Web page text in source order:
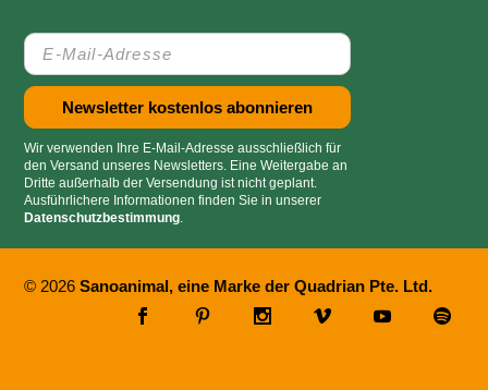
Wir verwenden Ihre E-Mail-Adresse ausschließlich für
den Versand unseres Newsletters. Eine Weitergabe an
Dritte außerhalb der Versendung ist nicht geplant.
Ausführlichere Informationen finden Sie in unserer
Datenschutzbestimmung
© 2026Sanoanimal, eine Marke der Quadrian Pte. Ltd.